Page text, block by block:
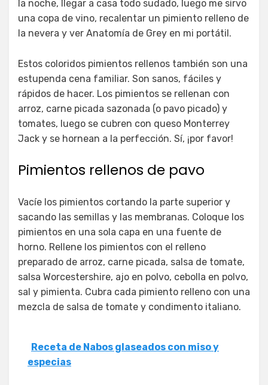
la noche, llegar a casa todo sudado, luego me sirvo
una copa de vino, recalentar un pimiento relleno de
la nevera y ver Anatomía de Grey en mi portátil.
Estos coloridos pimientos rellenos también son una
estupenda cena familiar. Son sanos, fáciles y
rápidos de hacer. Los pimientos se rellenan con
arroz, carne picada sazonada (o pavo picado) y
tomates, luego se cubren con queso Monterrey
Jack y se hornean a la perfección. Sí, ¡por favor!
Pimientos rellenos de pavo
Vacíe los pimientos cortando la parte superior y
sacando las semillas y las membranas. Coloque los
pimientos en una sola capa en una fuente de
horno. Rellene los pimientos con el relleno
preparado de arroz, carne picada, salsa de tomate,
salsa Worcestershire, ajo en polvo, cebolla en polvo,
sal y pimienta. Cubra cada pimiento relleno con una
mezcla de salsa de tomate y condimento italiano.
Receta de Nabos glaseados con miso y
especias